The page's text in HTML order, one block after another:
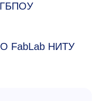
FabLab НИТУ